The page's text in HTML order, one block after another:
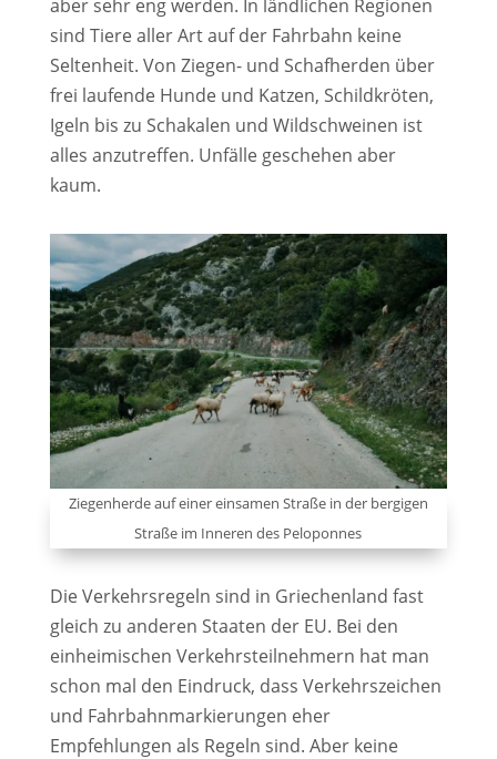
aber sehr eng werden. In ländlichen Regionen
sind Tiere aller Art auf der Fahrbahn keine
Seltenheit. Von Ziegen- und Schafherden über
frei laufende Hunde und Katzen, Schildkröten,
Igeln bis zu Schakalen und Wildschweinen ist
alles anzutreffen. Unfälle geschehen aber
kaum.
Ziegenherde auf einer einsamen Straße in der bergigen
Straße im Inneren des Peloponnes
Die Verkehrsregeln sind in Griechenland fast
gleich zu anderen Staaten der EU. Bei den
einheimischen Verkehrsteilnehmern hat man
schon mal den Eindruck, dass Verkehrszeichen
und Fahrbahnmarkierungen eher
Empfehlungen als Regeln sind. Aber keine